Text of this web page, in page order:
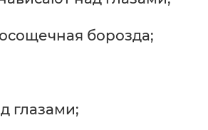
борозда;
глазами;